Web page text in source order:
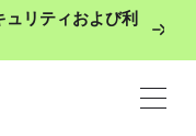
リティおよび利